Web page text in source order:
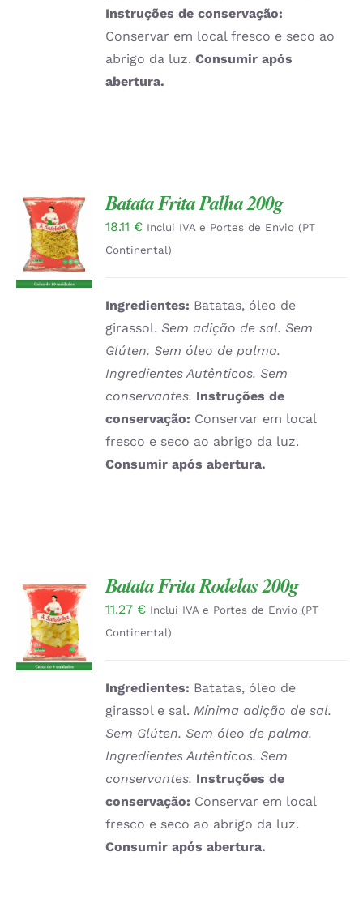
Instruções de conservação:
Conservar em local fresco e seco ao
abrigo da luz.Consumir após
abertura.
ADICIONAR
/
DETALHES
Batata Frita Palha 200g
18.11 € Inclui IVA e Portes de Envio (PT
Continental)
Ingredientes: Batatas, óleo de
girassol.Sem adição de sal. Sem
Glúten. Sem óleo de palma.
Ingredientes Autênticos. Sem
conservantes. Instruções de
conservação: Conservar em local
fresco e seco ao abrigo da luz.
Consumir após abertura.
ADICIONAR
/
DETALHES
Batata Frita Rodelas 200g
11.27 € Inclui IVA e Portes de Envio (PT
Continental)
Ingredientes: Batatas, óleo de
girassol e sal. Mínima adição de sal.
Sem Glúten. Sem óleo de palma.
Ingredientes Autênticos. Sem
conservantes. Instruções de
conservação: Conservar em local
fresco e seco ao abrigo da luz.
Consumir após abertura.